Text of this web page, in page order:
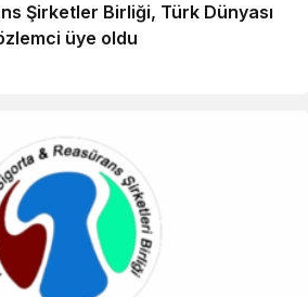
Şirketler Birliği, Türk Dünyası
üye oldu